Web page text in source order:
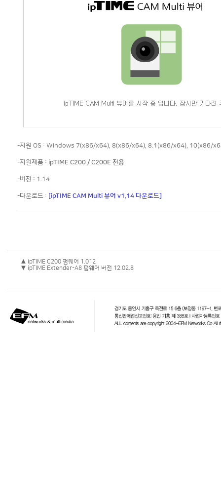
-지원 OS : Windows 7(x86/x64), 8(x86/x64), 8.1(x86/x64), 10(x86/
-지원제품 : ipTIME C200 / C200E 전용
-버전 : 1.14
-다운로드 : [ipTIME CAM Multi 뷰어 v1.14 다운로드]
▲ ipTIME C200 펌웨어 1.012
▼ ipTIME Extender-A8 펌웨어 버전 12.02.8